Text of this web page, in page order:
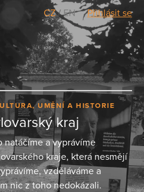
CZ/EN Přihlásit se
UMĚNÍ A HISTORIE
kraj
natáčíme a vyprávíme
kraje, která nesmějí
vzděláváme a
nic z toho nedokázali.